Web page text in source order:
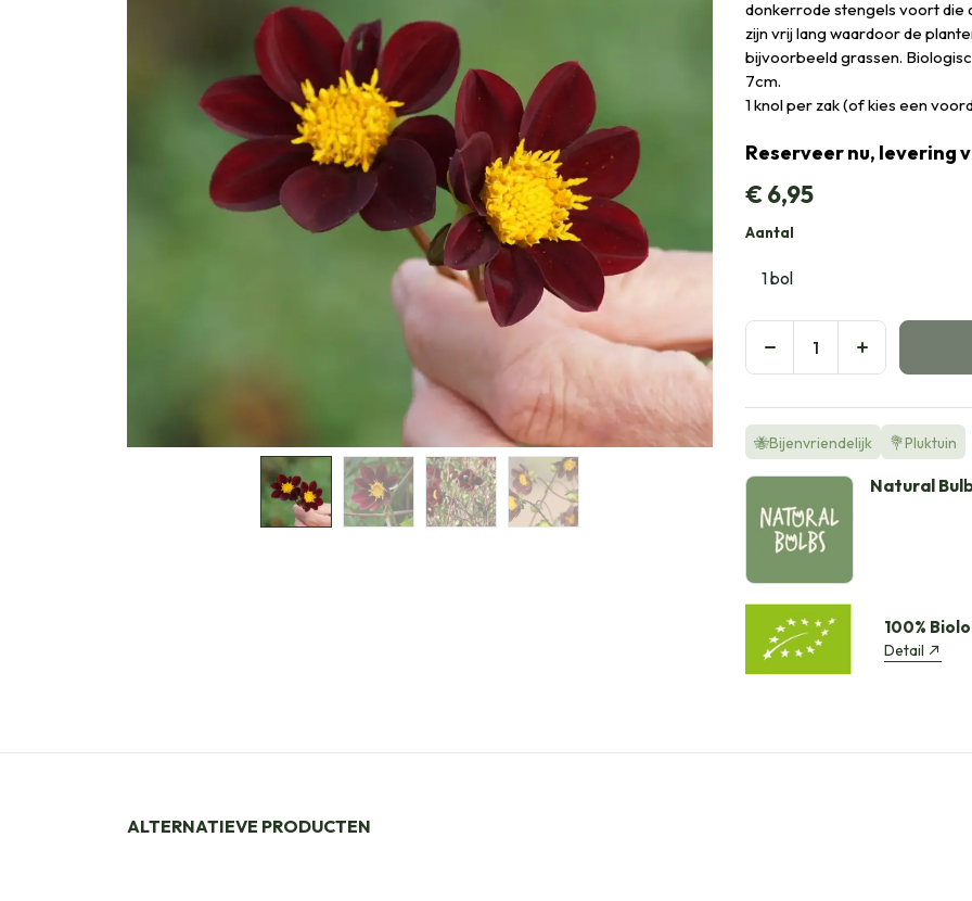
donkerrode stengels voort die
zijn vrij lang waardoor de
bijvoorbeeld grassen.
7cm.
1 knol per zak (of kies een
Reserveer nu, levering
€6,95
Aantal
🐝Bijenvriendelijk 💐Pluktuin
Natural
100%
Detail
ALTERNATIEVE PRODUCTEN